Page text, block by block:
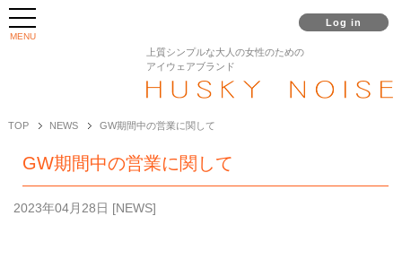
Log in
MENU
上質シンプルな大人の女性のための
アイウェアブランド
TOP NEWS GW期間中の営業に関して
GW期間中の営業に関して
2023年04月28日 [NEWS]